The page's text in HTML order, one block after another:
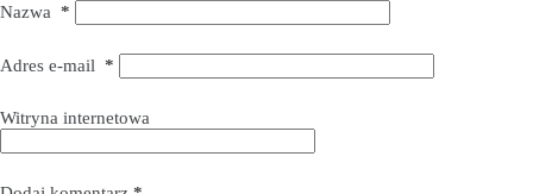
Nazwa *
Adres e-mail *
Witryna internetowa